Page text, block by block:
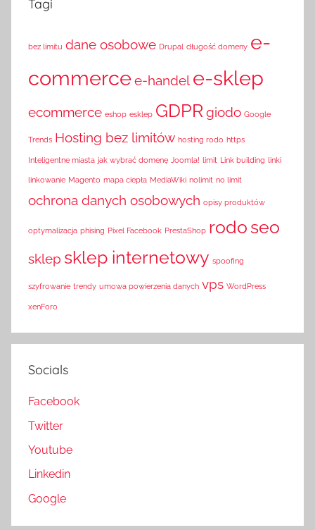
Tagi
bez limitu dane osobowe Drupal długość domeny e-
commercee-handel e-sklep
ecommerce eshop esklep GDPRgiodo Google
Trends Hosting bez limitów hosting rodo https
Inteligentne miasta jak wybrać domenę Joomla! limit Link building linki
linkowanie Magento mapa ciepła MediaWiki nolimit no limit
ochrona danych osobowych opisy produktów
optymalizacja phising Pixel Facebook PrestaShop rodo seo
sklep sklep internetowy spoofing
szyfrowanie trendy umowa powierzenia danych vps WordPress
xenForo
Socials
Facebook
Twitter
Youtube
Linkedin
Google